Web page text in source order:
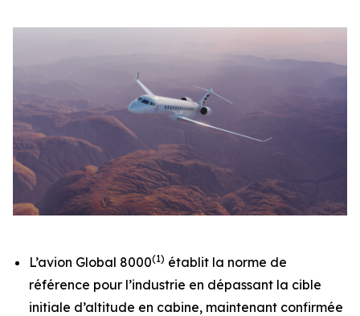
L’avion Global 8000(1) établit la norme de
référence pour l’industrie en dépassant la cible
initiale d’altitude en cabine, maintenant confirmée